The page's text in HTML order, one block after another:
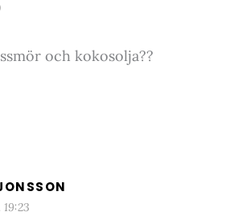
och kokosolja??